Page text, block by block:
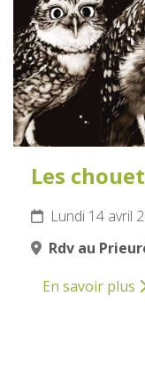
Les
Lundi 14 avril
Rdv au
En savoir plus